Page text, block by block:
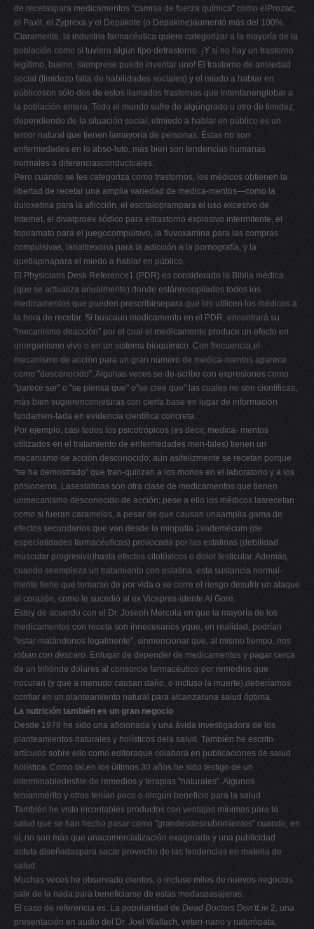
de recetaspara medicamentos "camisa de fuerza química" como elProzac,
el Paxil, el Zyprexa y el Depakote (o Depakine)aumentó más del 100%.
Claramente, la industria farmacéutica quiere categorizar a la mayoría de la
población como si tuviera algún tipo detrastorno. ¡Y si no hay un trastorno
legítimo, bueno, siemprese puede inventar uno! El trastorno de ansiedad
social (timidezo falta de habilidades sociales) y el miedo a hablar en
públicoson sólo dos de estos llamados trastornos que intentanenglobar a
la población entera. Todo el mundo sufre de algúngrado u otro de timidez,
dependiendo de la situación social; elmiedo a hablar en público es un
temor natural que tienen lamayoría de personas. Éstas no son
enfermedades en lo abso-luto, más bien son tendencias humanas
normales o diferenciasconductuales.
Pero cuando se les categoriza como trastornos, los médicos obtienen la
libertad de recetar una amplia variedad de medica-mentos—como la
duloxetina para la aflicción, el escitaloprampara el uso excesivo de
Internet, el divalproex sódico para eltrastorno explosivo intermitente, el
topiramato para el juegocompulsivo, la fluvoxamina para las compras
compulsivas, lanaltrexona para la adicción a la pornografía, y la
quetiapinapara el miedo a hablar en público.
El Physicians Desk Reference1 (PDR) es considerado la Biblia médica
(que se actualiza anualmente) donde estánrecopilados todos los
medicamentos que pueden prescribirsepara que los utilicen los médicos a
la hora de recetar. Si buscaun medicamento en el PDR, encontrará su
"mecanismo deacción" por el cual el medicamento produce un efecto en
unorganismo vivo o en un sistema bioquímico. Con frecuencia,el
mecanismo de acción para un gran número de medica-mentos aparece
como "desconocido". Algunas veces se de-scribe con expresiones como
"parece ser" o "se piensa que" o"se cree que" las cuales no son científicas;
más bien sugierenconjeturas con cierta base en lugar de información
fundamen-tada en evidencia científica concreta.
Por ejemplo, casi todos los psicotrópicos (es decir, medica- mentos
utilizados en el tratamiento de enfermedades men-tales) tienen un
mecanismo de acción desconocido; aún asífelizmente se recetan porque
"se ha demostrado" que tran-quilizan a los monos en el laboratorio y a los
prisioneros. Lasestatinas son otra clase de medicamentos que tienen
unmecanismo desconocido de acción; pese a ello los médicos lasrecetan
como si fueran caramelos, a pesar de que causan unaamplia gama de
efectos secundarios que van desde la miopatía 1vademécum (de
especialidades farmacéuticas) provocada por las estatinas (debilidad
muscular progresiva)hasta efectos citotóxicos o dolor testicular. Además,
cuando seempieza un tratamiento con estatina, esta sustancia normal-
mente tiene que tomarse de por vida o se corre el riesgo desufrir un ataque
al corazón, como le sucedió al ex Vicepres-idente Al Gore.
Estoy de acuerdo con el Dr. Joseph Mercola en que la mayoría de los
medicamentos con receta son innecesarios yque, en realidad, podrían
"estar matándonos legalmente", sinmencionar que, al mismo tiempo, nos
roban con descaro. Enlugar de depender de medicamentos y pagar cerca
de un trillónde dólares al consorcio farmacéutico por remedios que
nocuran (y que a menudo causan daño, o incluso la muerte),deberíamos
confiar en un planteamiento natural para alcanzaruna salud óptima.
La nutrición también es un gran negocio
Desde 1978 he sido una aficionada y una ávida investigadora de los
planteamientos naturales y holísticos dela salud. También he escrito
artículos sobre ello como editoraque colabora en publicaciones de salud
holística. Como tal,en los últimos 30 años he sido testigo de un
interminabledesfile de remedios y terapias "naturales". Algunos
teníanmérito y otros tenían poco o ningún beneficio para la salud.
También he visto incontables productos con ventajas mínimas para la
salud que se han hecho pasar como "grandesdescubrimientos" cuando, en
sí, no son más que unacomercialización exagerada y una publicidad
astuta diseñadaspara sacar provecho de las tendencias en materia de
salud.
Muchas veces he observado cientos, o incluso miles de nuevos negocios
salir de la nada para beneficiarse de estas modaspasajeras.
El caso de referencia es: La popularidad de Dead Doctors Don'tLie 2, una
presentación en audio del Dr. Joel Wallach, veteri-nario y naturópata,